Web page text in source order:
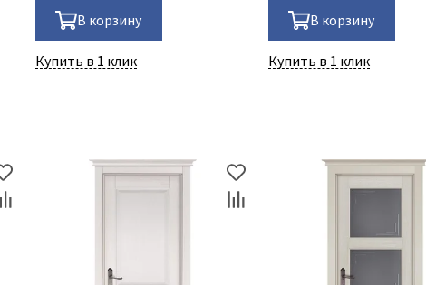
В корзину
Купить в 1 клик
В корзину
Купить в 1 клик